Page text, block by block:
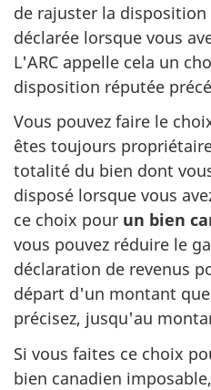
de rajuster la disposition
déclarée lorsque vous
L'ARC appelle cela un
disposition réputée
Vous pouvez faire le
êtes toujours
totalité du bien dont
disposé lorsque vous
ce choix pour un bien
vous pouvez réduire le
déclaration de revenus
départ d'un montant
précisez, jusqu'au
Si vous faites ce choix
bien canadien